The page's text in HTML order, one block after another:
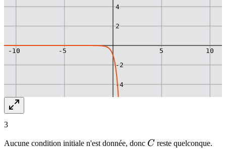
-10
-10 -5 5
5 10
-4
-2
2
4
3
Aucune condition initiale n'est donnée, donc C
C reste quelconque.